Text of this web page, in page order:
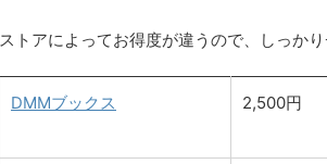
ストアによってお得度が違うので、しっか
DMMブックス 2,500円